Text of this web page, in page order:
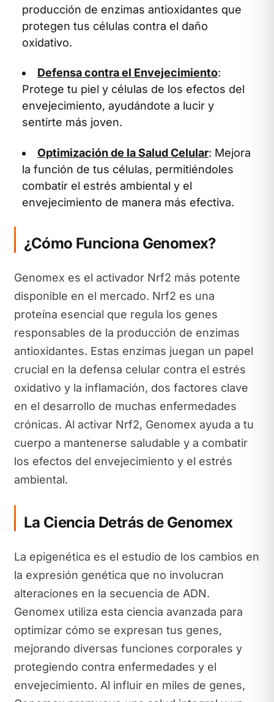
producción de enzimas antioxidantes que
protegen tus células contra el daño
oxidativo.
Defensa contra el Envejecimiento:
Protege tu piel y células de los efectos del
envejecimiento, ayudándote a lucir y
sentirte más joven.
Optimización de la Salud Celular: Mejora
la función de tus células, permitiéndoles
combatir el estrés ambiental y el
envejecimiento de manera más efectiva.
¿Cómo Funciona Genomex?
Genomex es el activador Nrf2 más potente
disponible en el mercado. Nrf2 es una
proteína esencial que regula los genes
responsables de la producción de enzimas
antioxidantes. Estas enzimas juegan un papel
crucial en la defensa celular contra el estrés
oxidativo y la inflamación, dos factores clave
en el desarrollo de muchas enfermedades
crónicas. Al activar Nrf2, Genomex ayuda a tu
cuerpo a mantenerse saludable y a combatir
los efectos del envejecimiento y el estrés
ambiental.
La Ciencia Detrás de Genomex
La epigenética es el estudio de los cambios en
la expresión genética que no involucran
alteraciones en la secuencia de ADN.
Genomex utiliza esta ciencia avanzada para
optimizar cómo se expresan tus genes,
mejorando diversas funciones corporales y
protegiendo contra enfermedades y el
envejecimiento. Al influir en miles de genes,